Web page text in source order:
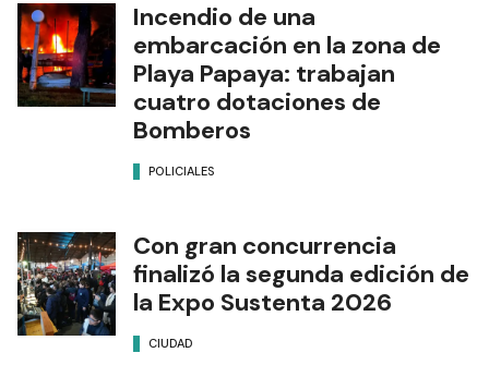
Incendio de una
embarcación en la zona de
Playa Papaya: trabajan
cuatro dotaciones de
Bomberos
POLICIALES
Con gran concurrencia
finalizó la segunda edición de
la Expo Sustenta 2026
CIUDAD